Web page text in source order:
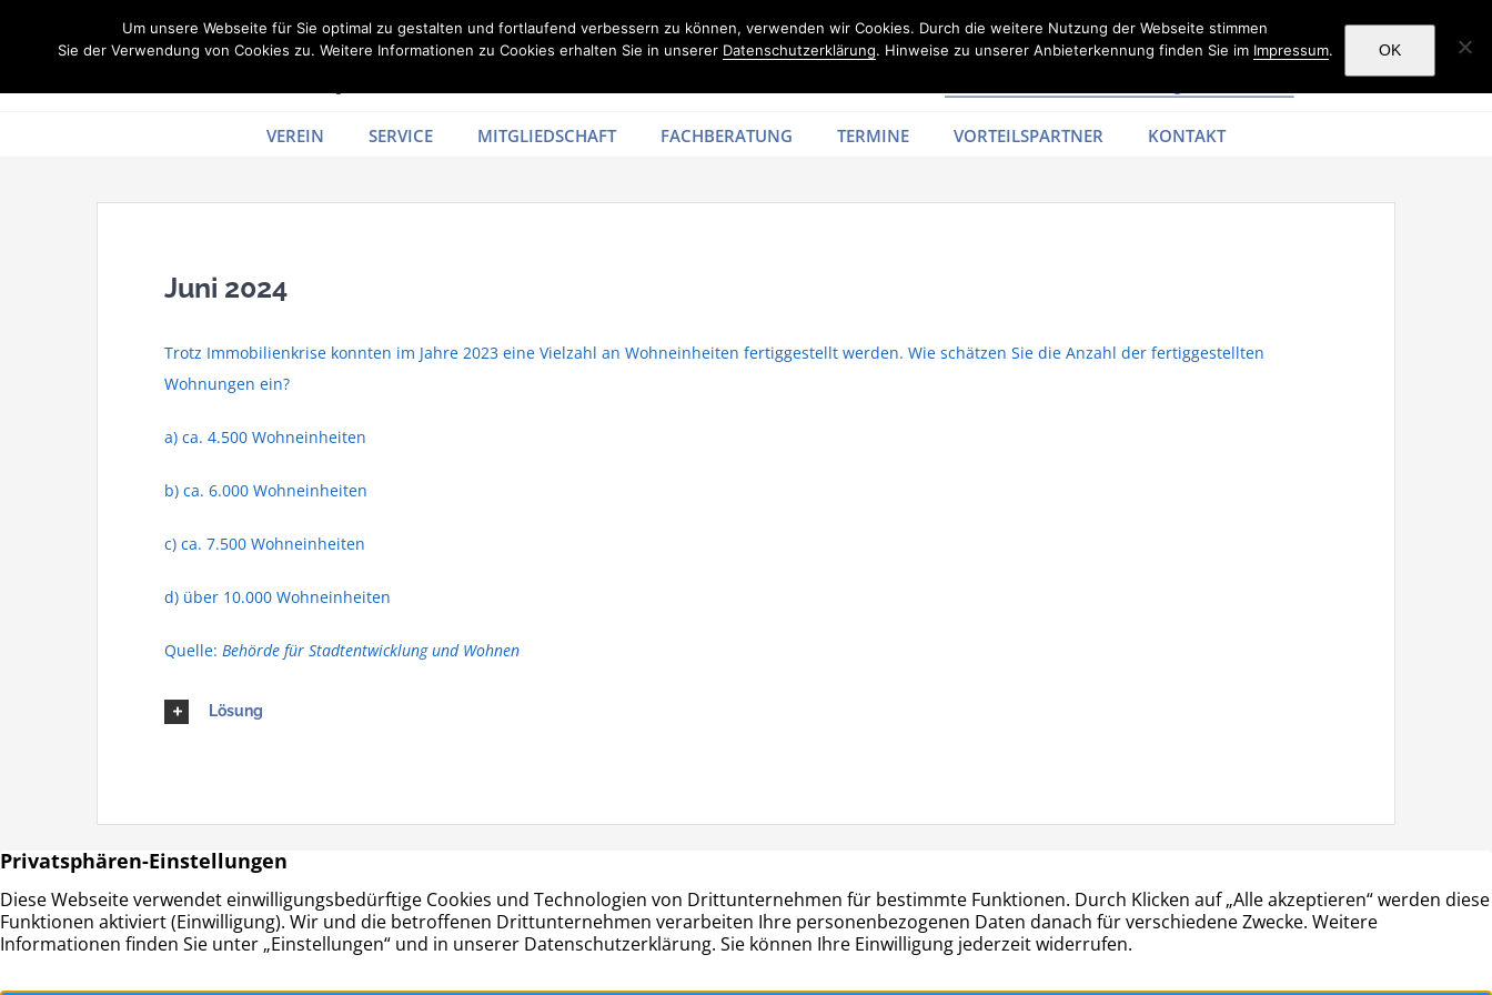
VEREIN SERVICE MITGLIEDSCHAFT FACHBERATUNG TERMINE VORTEILSPARTNER KONTAKT
Juni 2024
Trotz Immobilienkrise konnten im Jahre 2023 eine Vielzahl an Wohneinheiten fertiggestellt werden. Wie schätzen Sie die Anzahl der fertiggestellten
Wohnungen ein?
a) ca. 4.500 Wohneinheiten
b) ca. 6.000 Wohneinheiten
c) ca. 7.500 Wohneinheiten
d) über 10.000 Wohneinheiten
Quelle: Behörde für Stadtentwicklung und Wohnen
Lösung
HAUS & GRUND RAHLSTEDT
Adresse:
Kontakt:
ÖFFNUNGSZEITEN
Um unsere Webseite für Sie optimal zu gestalten und fortlaufend verbessern zu können, verwenden wir Cookies. Durch die weitere Nutzung der Webseite stimmen
Sie der Verwendung von Cookies zu. Weitere Informationen zu Cookies erhalten Sie in unserer Datenschutzerklärung. Hinweise zu unserer Anbieterkennung finden Sie im Impressum. OK